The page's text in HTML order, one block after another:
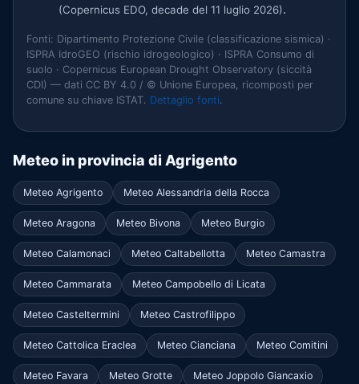
(Copernicus EDO, decade del 11 luglio 2026).
Fonti: Dipartimento Protezione Civile (classificazione sismica) ·
ISPRA IdroGEO (rischio idrogeologico) · ISPRA Consumo di
suolo · Copernicus European Drought Observatory (siccità
CDI) — dati CC BY 4.0 / © Unione Europea, ricomposti per
comune su chiave ISTAT. Dettaglio fonti.
Meteo in provincia di Agrigento
Meteo Agrigento Meteo Alessandria della Rocca
Meteo Aragona Meteo Bivona Meteo Burgio
Meteo Calamonaci Meteo Caltabellotta Meteo Camastra
Meteo Cammarata Meteo Campobello di Licata
Meteo Casteltermini Meteo Castrofilippo
Meteo Cattolica Eraclea Meteo Cianciana Meteo Comitini
Meteo Favara Meteo Grotte Meteo Joppolo Giancaxio